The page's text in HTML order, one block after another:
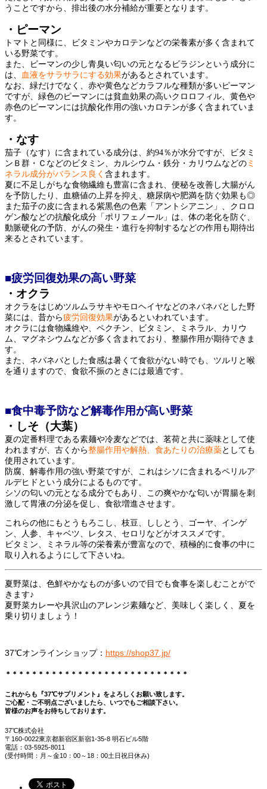
うことですから、排出後の水分補給が重要となります。
・ピーマン
トマトと同様に、ビタミンやカロテンなどの栄養素が多く含まれて
いる野菜です。
また、ピーマンの少し青臭い匂いの元となるビラジンという成分に
は、
血液をサラサラにする効果があるとされています。
なお、緑だけでなく、赤や黄色などカラフルな種類が多いピーマン
ですが、緑色のピーマンには貧血効果の高いクロロフィル、黄色や
赤色のピーマンには抗酸化作用の強いカロテンが多く含まれていま
す。
・なす
茄子（なす）に含まれている成分は、約94％が水分ですが、ビタミ
ンＢ群・Ｃなどのビタミン、カルシウム・鉄分・カリウムなどの ミ
ネラル成分がバランス良く 含まれます。
夏に不足しがちな食物繊維も豊富に含まれ、便秘を改善し大腸がん
を予防したり、血糖値の上昇を抑え、糖尿病や肥満を防ぐ効果も◎
また茄子の皮に含まれる紫黒色の色素「アントシアニン」、クロロ
ゲン酸などの抗酸化成分「ポリフェノール」は、体の老化を防ぐ、
動脈硬化の予防、がんの発生・進行を抑制するなどの作用も期待出
来るとされています。
■疲労回復効果の高い野菜
・オクラ
オクラをはじめツルムラサキやモロヘイヤなどのネバネバとした野
菜には、昔から疲労回復効果があるといわれています。
オクラには食物繊維や、ペクチン、ビタミン、ミネラル、カリウ
ム、マグネシウムなどが多く含まれており、整腸作用が期待できま
す。
また、ネバネバとした食感は暑くて食欲がない時でも、ツルリと喉
を通りますので、食欲不振のときには最適です。
■食中毒予防など解毒作用が高い野菜
・しそ（大葉）
夏の定番料理である素麺や冷麦などでは、茗荷と共に薬味として使
われますが、古くから整腸作用や解熱、食あたりの治療薬としても
使用されています。
防腐、解毒作用の強い野菜ですが、これはシソに含まれるペリルア
ルデヒドという成分によるものです。
シソの匂いの元となる成分でもあり、この爽やかな匂いが胃腸を刺
激して胃液の分泌を促し、食欲増進させます。
これらの他にもとうもろこし、枝豆、ししとう、ゴーヤ、インゲ
ン、人参、キャベツ、レタス、セロリなどがオススメです。
ビタミン、ミネラル等の栄養素が豊富なので、積極的に食事の中に
取り入れるようにして下さいね。
夏野菜は、色鮮やかなものが多いので目でも食事を楽しむことがで
きます♪
夏野菜カレーや具沢山のアレンジ素麺など、美味しく楽しく、夏を
乗り切りましょう！
37℃オンラインショップ： https://shop37.jp/
＊＊＊＊＊＊＊＊＊＊＊＊＊＊＊＊＊＊＊＊＊＊＊＊＊＊＊＊
これからも『37℃サプリメント』をよろしくお願い致します。
ご心配・ご不明点ございましたら、いつでもご相談下さい。
皆様のお声をお待ちしております。
37℃株式会社
〒160-0022東京都新宿区新宿1-35-8 明石ビル5階
電話：03-5925-8011
(受付時間：月～金10：00～18：00土日祝日休み)